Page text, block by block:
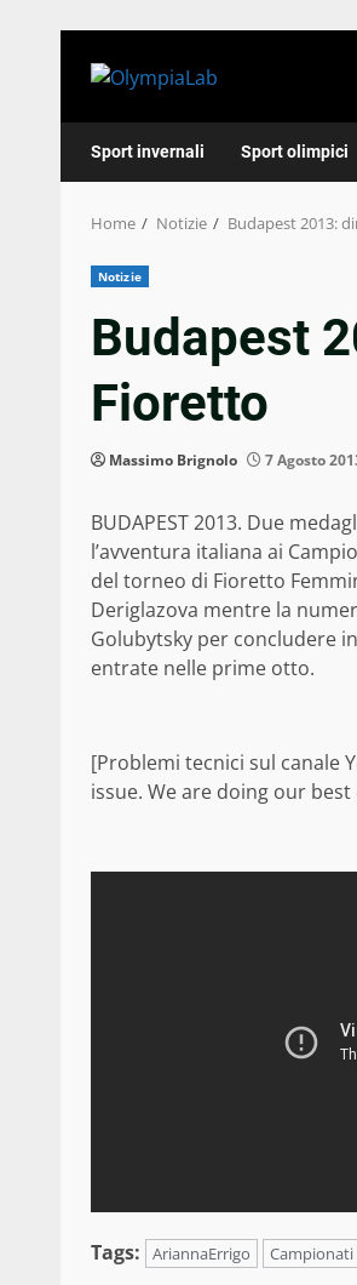
Sport invernali Sport olimpici
Home Notizie Budapest 2013:
Notizie
Budapest
Fioretto
Massimo Brignolo 7 Agosto
BUDAPEST 2013. Due
l’avventura italiana ai
del torneo di Fioretto
Deriglazova mentre la
Golubytsky per concludere
entrate nelle prime otto.
[Problemi tecnici sul canale
issue. We are doing our
Tags: AriannaErrigo Campionati